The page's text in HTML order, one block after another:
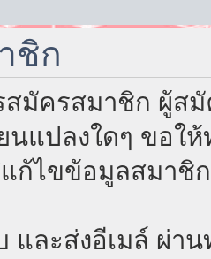
ชิก
มัครสมาชิก ผู้ส
นแปลงใดๆ ขอใ
ก้ไขข้อมูลสมาชิ
และส่งอีเมล์ ผ่า